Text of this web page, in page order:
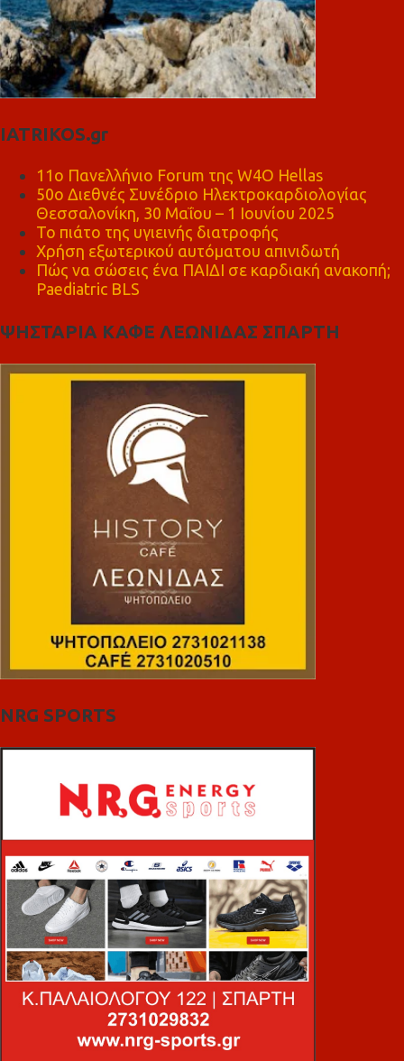
IATRIKOS.gr
11ο Πανελλήνιο Forum της W4O Hellas
50ο Διεθνές Συνέδριο Ηλεκτροκαρδιολογίας
Θεσσαλονίκη, 30 Μαΐου – 1 Ιουνίου 2025
Το πιάτο της υγιεινής διατροφής
Χρήση εξωτερικού αυτόματου απινιδωτή
Πώς να σώσεις ένα ΠΑΙΔΙ σε καρδιακή ανακοπή;
Paediatric BLS
ΨΗΣΤΑΡΙΑ ΚΑΦΕ ΛΕΩΝΙΔΑΣ ΣΠΑΡΤΗ
NRG SPORTS